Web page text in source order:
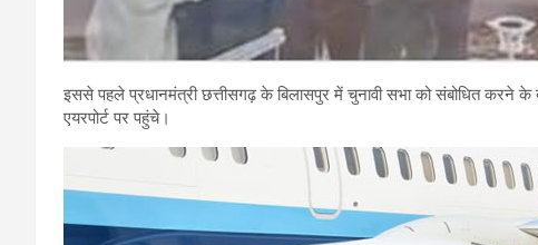
इससे पहले प्रधानमंत्री छत्तीसगढ़ के बिलासपुर में चुनावी सभा को संबोधित करने के
एयरपोर्ट पर पहुंचे।